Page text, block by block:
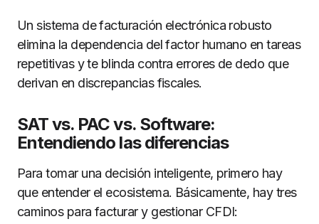
Un sistema de facturación electrónica robusto
elimina la dependencia del factor humano en tareas
repetitivas y te blinda contra errores de dedo que
derivan en discrepancias fiscales.
SAT vs. PAC vs. Software:
Entendiendo las diferencias
Para tomar una decisión inteligente, primero hay
que entender el ecosistema. Básicamente, hay tres
caminos para facturar y gestionar CFDI: